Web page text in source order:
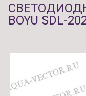
BOYU SDL-